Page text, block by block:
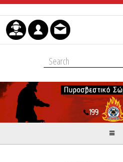
Μετάβαση στο περιεχόμενο